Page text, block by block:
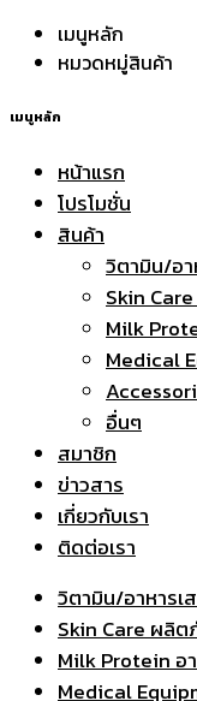
เมนูหลัก
หมวดหมู่สินค้า
เมนูหลัก
หน้าแรก
โปรโมชั่น
สินค้า
วิตามิน/อา
Skin
Milk
Medical
อื่นๆ
สมาชิก
ข่าวสาร
เกี่ยวกับเรา
ติดต่อเรา
วิตามิน/อาหารเ
Skin Care ผลิ
Milk Protein อ
Medical